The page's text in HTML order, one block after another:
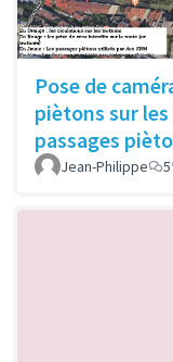
Pose de
piètons sur
passages
Jean-Philippe 5